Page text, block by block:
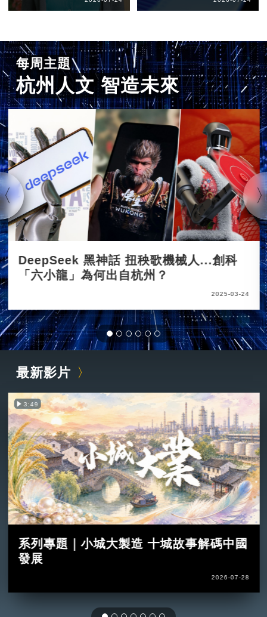
每周主題
杭州人文 智造未來
DeepSeek 黑神話 扭秧歌機械人...創科
「六小龍」為何出自杭州？
2025-03-24
最新影片
3:49
系列專題｜小城大製造 十城故事解碼中國
發展
2026-07-28